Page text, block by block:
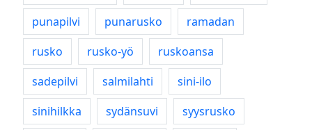
punapilvi
punarusko
ramadan
rusko
rusko-yö
ruskoansa
sadepilvi
salmilahti
sini-ilo
sinihilkka
sydänsuvi syysrusko